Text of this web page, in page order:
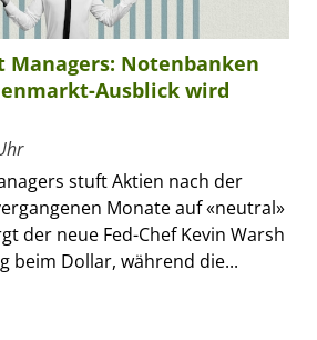
Managers: Notenbanken
Ausblick wird
stuft Aktien nach der
Monate auf «neutral»
der neue Fed-Chef Kevin Warsh
beim Dollar, während die...